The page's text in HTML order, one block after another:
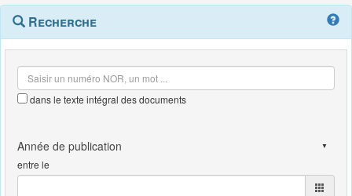
Navigation
outils
Menu
contextuel
Recherche
dans le texte intégral des documents
entre le